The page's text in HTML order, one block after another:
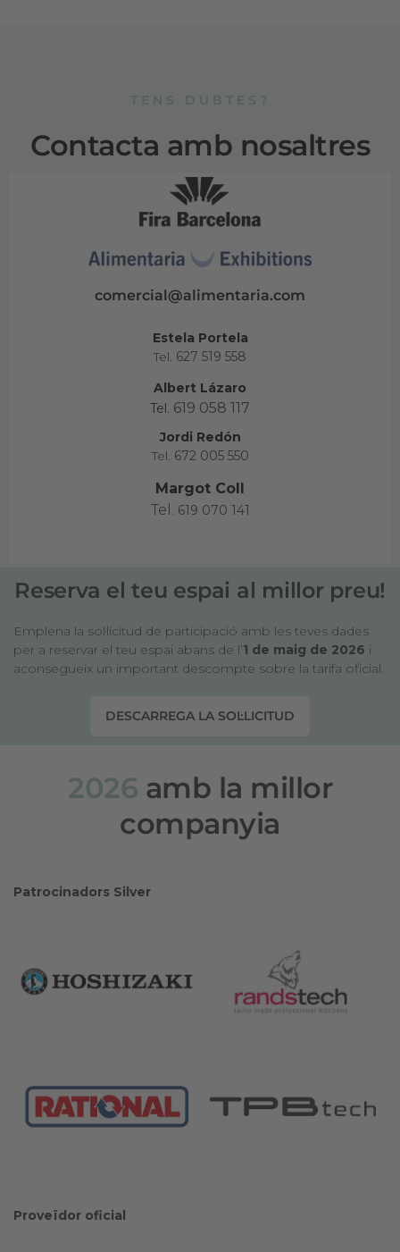
TENS DUBTES?
Contacta amb nosaltres
comercial@alimentaria.com
Estela Portela
Tel. 627 519 558
Albert Lázaro
Tel. 619 058 117
Jordi Redón
Tel. 672 005 550
Margot Coll
Tel. 619 070 141
Reserva el teu espai al millor preu!
Emplena la sol·licitud de participació amb les teves dades
per a reservar el teu espai abans de l’1 de maig de 2026 i
aconsegueix un important descompte sobre la tarifa oficial.
DESCARREGA LA SOL·LICITUD
2026 amb la millor
companyia
Patrocinadors Silver
Proveïdor oficial